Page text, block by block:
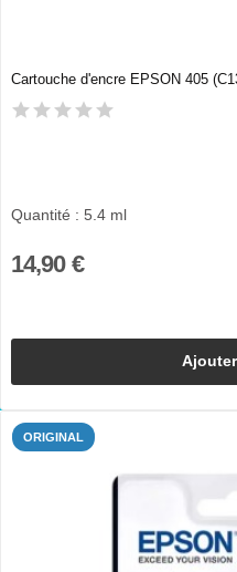
Cartouche d'encre EPSON 405
Quantité : 5.4 ml
14,90 €
ORIGINAL